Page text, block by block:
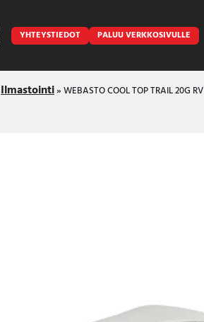
YHTEYSTIEDOT PALUU VERKKOSIVULLE
Ilmastointi»WEBASTO COOL TOP TRAIL 20G RV